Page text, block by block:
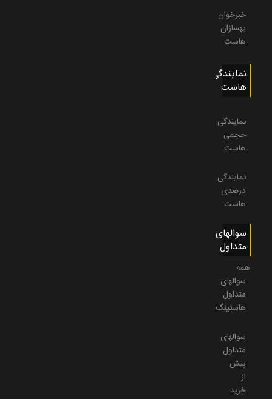
خبرخوان
بهسازان
هاست
نمایندگی
هاست
نمایندگی
حجمی
هاست
نمایندگی
درصدی
هاست
سوالهای
متداول
همه
سوالهای
متداول
هاستینگ
سوالهای
متداول
پیش
از
خرید